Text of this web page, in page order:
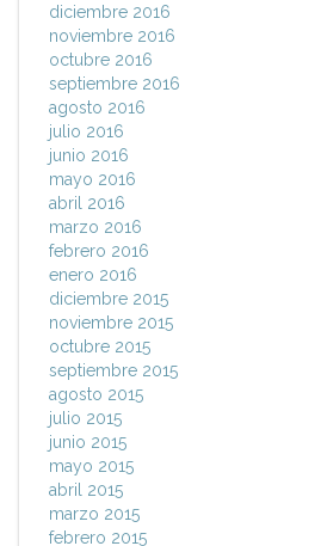
diciembre 2016
noviembre 2016
octubre 2016
septiembre 2016
agosto 2016
julio 2016
junio 2016
mayo 2016
abril 2016
marzo 2016
febrero 2016
enero 2016
diciembre 2015
noviembre 2015
octubre 2015
septiembre 2015
agosto 2015
julio 2015
junio 2015
mayo 2015
abril 2015
marzo 2015
febrero 2015